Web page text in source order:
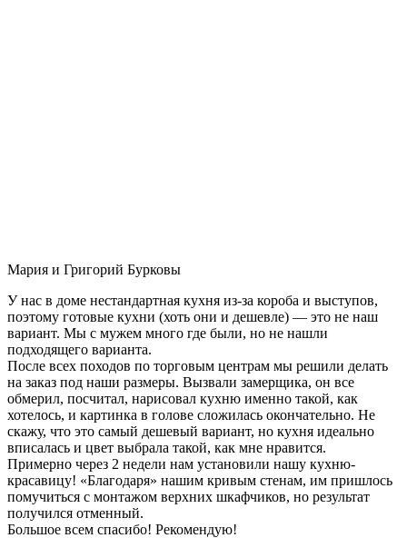
Мария и Григорий Бурковы
У нас в доме нестандартная кухня из-за короба и выступов,
поэтому готовые кухни (хоть они и дешевле) — это не наш
вариант. Мы с мужем много где были, но не нашли
подходящего варианта.
После всех походов по торговым центрам мы решили делать
на заказ под наши размеры. Вызвали замерщика, он все
обмерил, посчитал, нарисовал кухню именно такой, как
хотелось, и картинка в голове сложилась окончательно. Не
скажу, что это самый дешевый вариант, но кухня идеально
вписалась и цвет выбрала такой, как мне нравится.
Примерно через 2 недели нам установили нашу кухню-
красавицу! «Благодаря» нашим кривым стенам, им пришлось
помучиться с монтажом верхних шкафчиков, но результат
получился отменный.
Большое всем спасибо! Рекомендую!